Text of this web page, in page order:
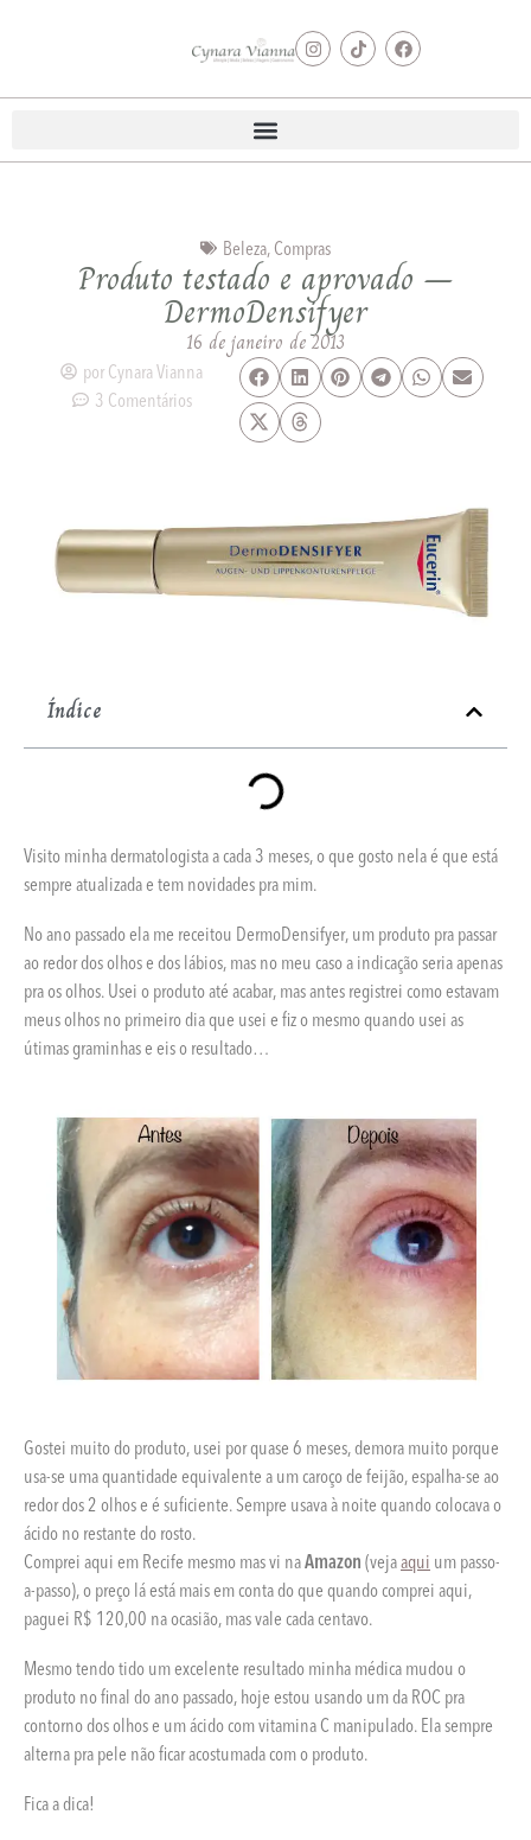
Beleza, Compras
Produto testado e aprovado –
DermoDensifyer
16 de janeiro de 2013
por Cynara Vianna
3 Comentários
Índice
Visito minha dermatologista a cada 3 meses, o que gosto nela é que está
sempre atualizada e tem novidades pra mim.
No ano passado ela me receitou DermoDensifyer, um produto pra passar
ao redor dos olhos e dos lábios, mas no meu caso a indicação seria apenas
pra os olhos. Usei o produto até acabar, mas antes registrei como estavam
meus olhos no primeiro dia que usei e fiz o mesmo quando usei as
útimas graminhas e eis o resultado…
Gostei muito do produto, usei por quase 6 meses, demora muito porque
usa-se uma quantidade equivalente a um caroço de feijão, espalha-se ao
redor dos 2 olhos e é suficiente. Sempre usava à noite quando colocava o
ácido no restante do rosto.
Comprei aqui em Recife mesmo mas vi naAmazon (vejaaqui um passo-
a-passo), o preço lá está mais em conta do que quando comprei aqui,
paguei R$ 120,00 na ocasião, mas vale cada centavo.
Mesmo tendo tido um excelente resultado minha médica mudou o
produto no final do ano passado, hoje estou usando um da ROC pra
contorno dos olhos e um ácido com vitamina C manipulado. Ela sempre
alterna pra pele não ficar acostumada com o produto.
Fica a dica!